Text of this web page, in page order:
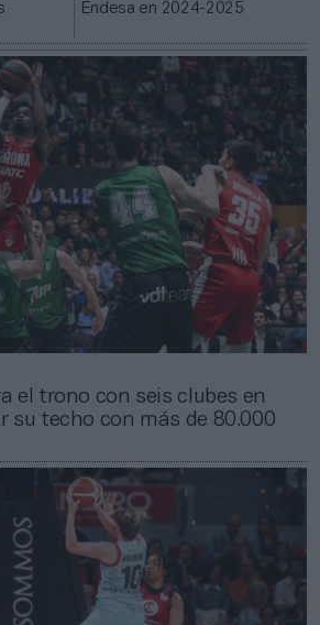
Endesa en 2024-2025
el trono con seis clubes en
su techo con más de 80.000